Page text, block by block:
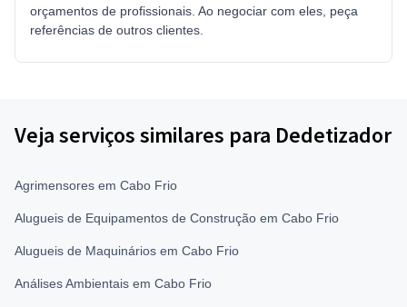
orçamentos de profissionais. Ao negociar com eles, peça
referências de outros clientes.
Veja serviços similares para Dedetizador
Agrimensores em Cabo Frio
Alugueis de Equipamentos de Construção em Cabo Frio
Alugueis de Maquinários em Cabo Frio
Análises Ambientais em Cabo Frio